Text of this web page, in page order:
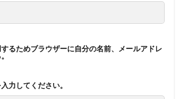
るためブラウザーに自分の名前、メールアドレ
力してください。